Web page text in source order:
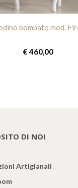
bombato mod.
€ 460,00
DI NOI
Artigianali